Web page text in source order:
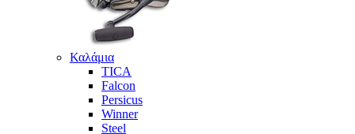
Καλάμια
TICA
Falcon
Persicus
Winner
Steel